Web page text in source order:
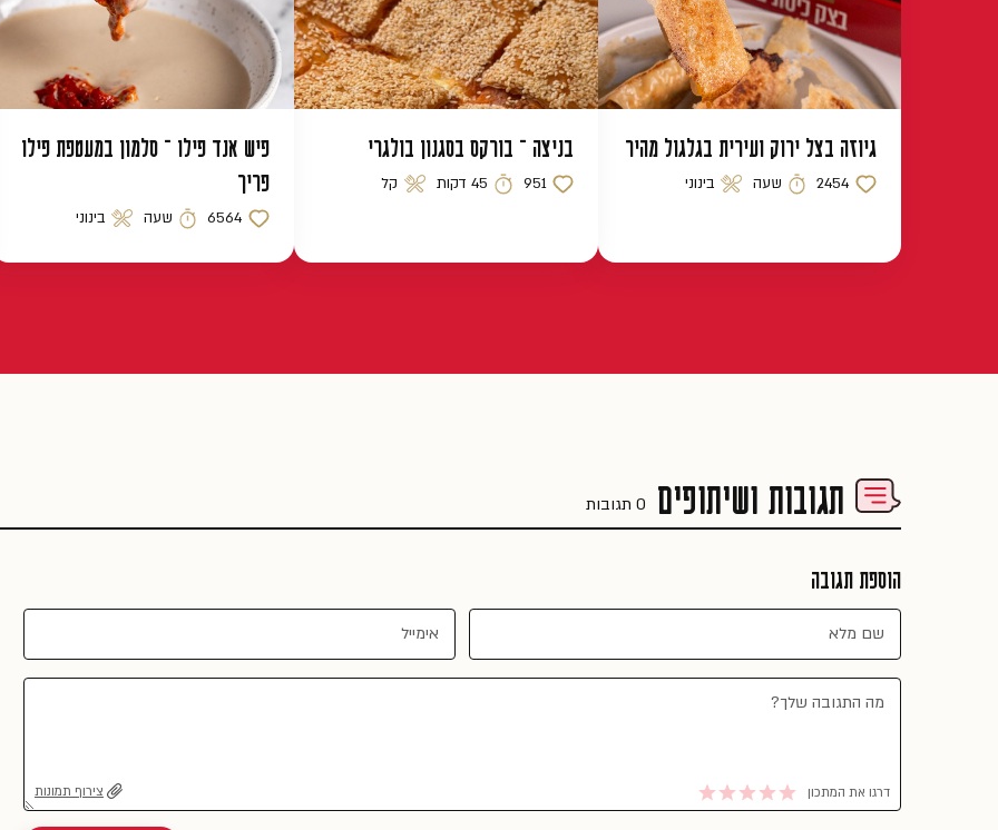
גיוזה בצל ירוק ועירית בגלגול מהיר
כמות לייקים
2454 זמן הכנה
שעה רמת קושי
בינוני
בניצה – בורקס בסגנון בולגרי
כמות לייקים
951 זמן הכנה
45 דקות רמת קושי
קל
פיש אנד פילו – סלמון במעטפת פילו
פריך
כמות לייקים
6564 זמן הכנה
שעה רמת קושי
בינוני
תגובות ושיתופים 0 תגובות
הוספת תגובה
דרגו את המתכון צירוף תמונות